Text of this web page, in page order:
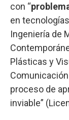
con “
en
Ingeniería de
Plásticas y
proceso de
inviable”